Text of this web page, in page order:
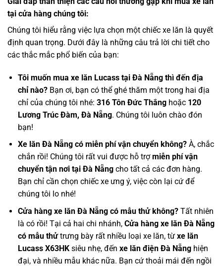
tại cửa hàng chúng tôi:
Chúng tôi hiểu rằng việc lựa chọn một chiếc xe lăn là quyết
định quan trọng. Dưới đây là những câu trả lời chi tiết cho
các thắc mắc phổ biến của bạn:
Tôi muốn mua xe lăn Lucass tại Đà Nẵngthì đến địa
chỉ nào?Bạn ơi, bạn có thể ghé thăm một trong hai địa
chỉ của chúng tôi nhé: 316 Tôn Đức Thắnghoặc 120
Lương Trúc Đàm, Đà Nẵng. Chúng tôi luôn chào đón
bạn!
Xe lăn Đà Nẵng có miễn phí vận chuyển không?À, chắc
chắn rồi! Chúng tôi rất vui được hỗ trợmiễn phí vận
chuyển tận nơi tại Đà Nẵngcho tất cả các đơn hàng.
Bạn chỉ cần chọn chiếc xe ưng ý, việc còn lại cứ để
chúng tôi lo nhé!
Cửa hàng xe lăn Đà Nẵng có mẫu thử không?Tất nhiên
là có rồi! Tại cả hai chi nhánh, Cửa hàng xe lăn Đà Nẵng
có mẫu thửtrưng bày rất nhiều loại xe lăn, từ xe lăn
Lucass X63HKsiêu nhẹ, đến xe lăn điện Đà Nẵnghiện
đại, và nhiều mẫu khác nữa. Bạn cứ thoải mái đến ngồi